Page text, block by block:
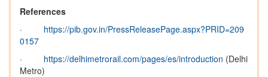
References
· https://pib.gov.in/PressReleasePage.aspx?PRID=209
0157
· https://delhimetrorail.com/pages/es/introduction (Delhi
Metro)